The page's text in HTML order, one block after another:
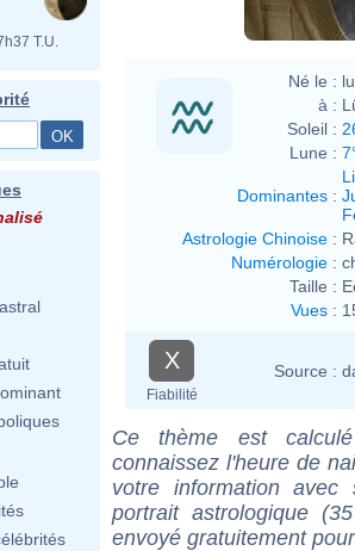
T.U.
Né le :
à :
Soleil :
Lune :
Dominantes :
Astrologie Chinoise :
Numérologie :
Taille :
Vues :
X
Fiabilité
Source :
Ce thème est
connaissez l'heure de
votre information
portrait astrologique
envoyé gratuitement